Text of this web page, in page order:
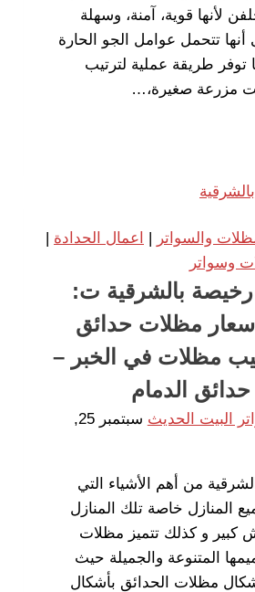
لأنها قوية، آمنة، وسهلة
أنها تتحمل عوامل الجو الحارة
توفر طريقة عملية لترتيب
مزرعة صغيرة،…
والسواتر | اعمال الحدادة |
وسواتر
بالشرقية ت:
0533038309 اسعار مظلات حدائق
مظلات في الخبر –
الدمام
البيت الحديث
سبتمبر 25,
من أهم الأشياء التي
المنازل خاصة تلك المنازل
كبير و كذلك تتميز مظلات
المتنوعة والجميلة حيث
مظلات الحدائق بأشكال